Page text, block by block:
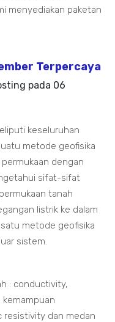
menyediakan paketan
Terpercaya
pada 06
keseluruhan
metode geofisika
dengan
sifat-sifat
tanah
listrik ke dalam
metode geofisika
sistem.
: conductivity,
resistivity dan medan